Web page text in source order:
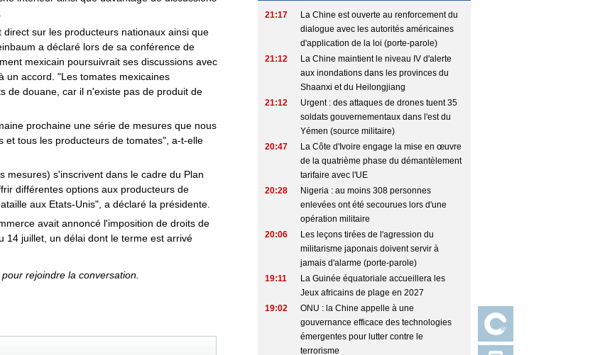
sur les producteurs nationaux ainsi que
a déclaré lors de sa conférence de
mexicain poursuivrait ses discussions avec
un accord. "Les tomates mexicaines
de douane, car il n'existe pas de produit de
prochaine une série de mesures que nous
et tous les producteurs de tomates", a-t-elle
mesures) s'inscrivent dans le cadre du Plan
différentes options aux producteurs de
aux Etats-Unis", a déclaré la présidente.
avait annoncé l'imposition de droits de
14 juillet, un délai dont le terme est arrivé
pour rejoindre la conversation.